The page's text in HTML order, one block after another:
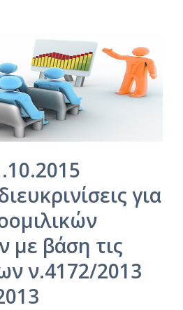
για
με βάση τις
ν.4172/2013